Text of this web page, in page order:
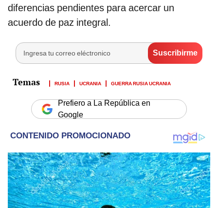
diferencias pendientes para acercar un
acuerdo de paz integral.
RUSIA UCRANIA GUERRA RUSIA UCRANIA
Prefiero a La República en
Google